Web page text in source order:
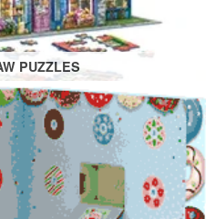
PUZZLES
en 302, 323, 1100 et 1389